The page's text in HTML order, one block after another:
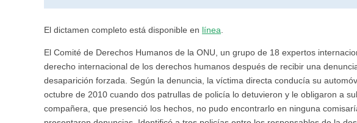
El dictamen completo está disponible en línea
El Comité de Derechos Humanos de la ONU, un grupo de 18 expertos
derecho internacional de los derechos humanos después de recibir una
desaparición forzada. Según la denuncia, la víctima directa conducía su
octubre de 2010 cuando dos patrullas de policía lo detuvieron y le obligaron a
compañera, que presenció los hechos, no pudo encontrarlo en ninguna